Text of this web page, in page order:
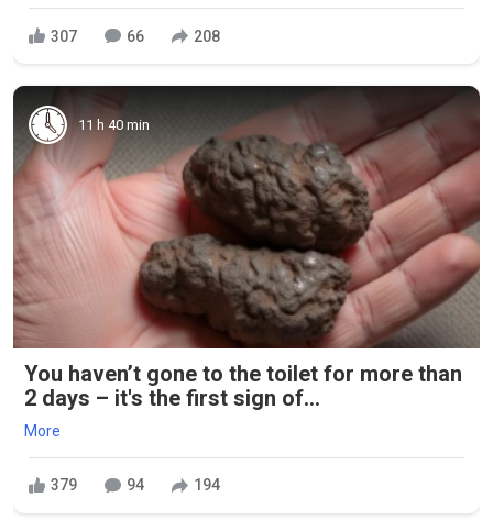
307 66 208
11 h 40 min
You haven’t gone to the toilet for more than
2 days – it's the first sign of...
More
379 94 194